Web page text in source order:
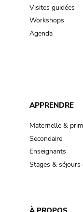
Visites guidées
Workshops
Agenda
APPRENDRE
Maternelle &
Secondaire
Enseignants
Stages & séjours